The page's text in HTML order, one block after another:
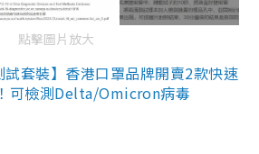
點擊圖片放大
套裝】香港口罩品牌開賣2款快速
可檢測Delta/Omicron病毒